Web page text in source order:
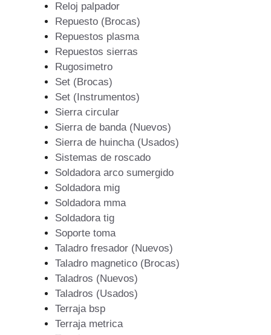
Reloj palpador
Repuesto (Brocas)
Repuestos plasma
Repuestos sierras
Rugosimetro
Set (Brocas)
Set (Instrumentos)
Sierra circular
Sierra de banda (Nuevos)
Sierra de huincha (Usados)
Sistemas de roscado
Soldadora arco sumergido
Soldadora mig
Soldadora mma
Soldadora tig
Soporte toma
Taladro fresador (Nuevos)
Taladro magnetico (Brocas)
Taladros (Nuevos)
Taladros (Usados)
Terraja bsp
Terraja metrica